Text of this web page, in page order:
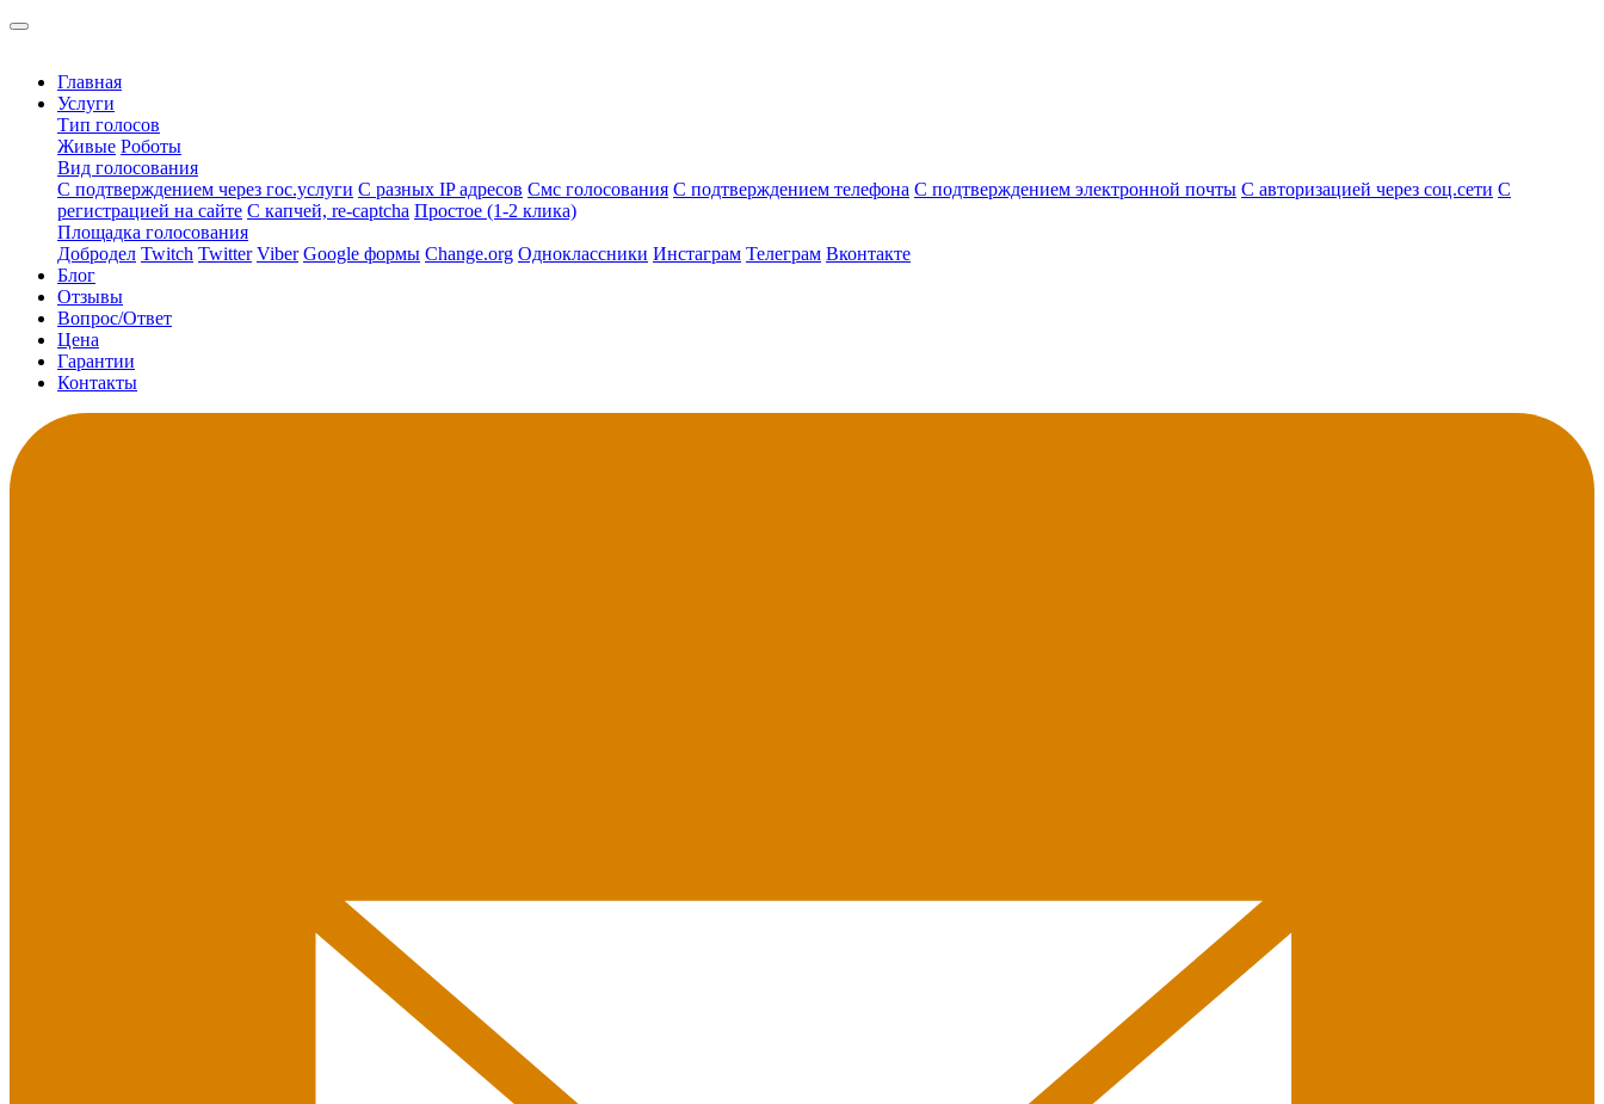
Главная
Услуги
Тип голосов
Живые Роботы
Вид голосования
С подтверждением через гос.услуги С разных IP адресов Смс голосования С подтверждением телефона С подтверждением электронной почты С авторизацией через соц.сети С
регистрацией на сайте С капчей, re-captcha Простое (1-2 клика)
Площадка голосования
Добродел Twitch Twitter Viber Google формы Change.org Одноклассники Инстаграм Телеграм Вконтакте
Блог
Отзывы
Вопрос/Ответ
Цена
Гарантии
Контакты